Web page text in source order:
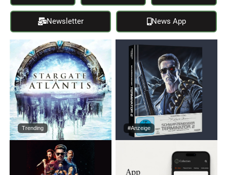
Newsletter News App
Trending #Anzeige